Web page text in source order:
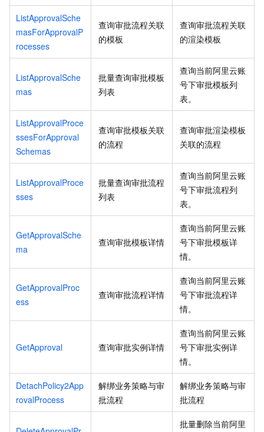
ListApprovalSche
masForApprovalP
rocesses
查询审批流程关联
的模板
查询审批流程关联
的渲染模板
ListApprovalSche
mas
批量查询审批模板
列表
查询当前阿里云账
号下审批模板列
表。
ListApprovalProce
ssesForApproval
Schemas
查询审批模板关联
的流程
查询审批渲染模板
关联的流程
ListApprovalProce
sses
批量查询审批流程
列表
查询当前阿里云账
号下审批流程列
表。
GetApprovalSche
ma
查询审批模板详情
查询当前阿里云账
号下审批模板详
情。
GetApprovalProc
ess
查询审批流程详情
查询当前阿里云账
号下审批流程详
情。
GetApproval 查询审批实例详情
查询当前阿里云账
号下审批实例详
情。
DetachPolicy2App
rovalProcess
解绑业务策略与审
批流程
解绑业务策略与审
批流程
批量删除当前阿里